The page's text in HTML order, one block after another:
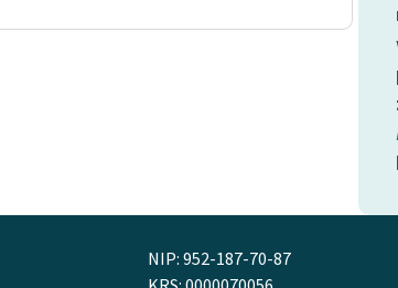
NIP: 952-187-70-87